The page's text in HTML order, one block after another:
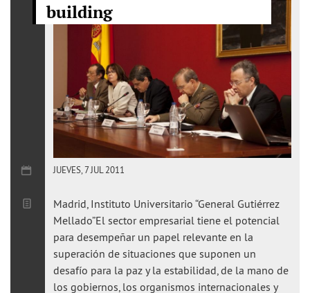
building
JUEVES, 7 JUL 2011
Madrid, Instituto Universitario “General Gutiérrez
Mellado”El sector empresarial tiene el potencial
para desempeñar un papel relevante en la
superación de situaciones que suponen un
desafío para la paz y la estabilidad, de la mano de
los gobiernos, los organismos internacionales y